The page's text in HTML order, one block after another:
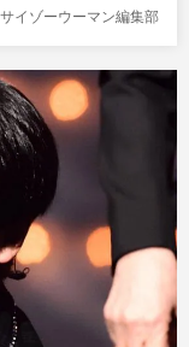
サイゾーウーマン編集部